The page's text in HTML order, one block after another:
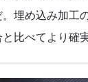
。埋め込み加工
比べてより確